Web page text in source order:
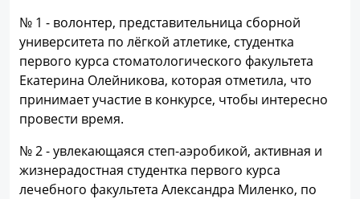
№ 1 - волонтер, представительница сборной
университета по лёгкой атлетике, студентка
первого курса стоматологического факультета
Екатерина Олейникова, которая отметила, что
принимает участие в конкурсе, чтобы интересно
провести время.
№ 2 - увлекающаяся степ-аэробикой, активная и
жизнерадостная студентка первого курса
лечебного факультета Александра Миленко, по